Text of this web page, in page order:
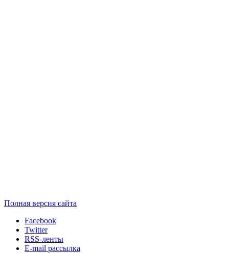
Полная версия сайта
Facebook
Twitter
RSS-ленты
E-mail рассылка